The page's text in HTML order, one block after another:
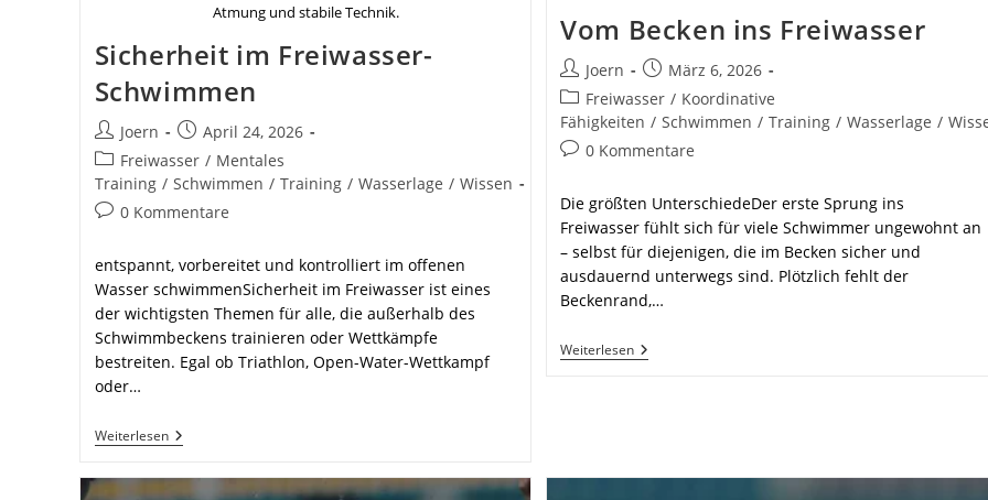
Atmung und stabile Technik.
Sicherheit im Freiwasser-
Schwimmen
Beitrags-
Autor:
Joern
Beitrag
veröffentlicht:
April 24, 2026
Beitrags-
Kategorie:
Freiwasser / Mentales
Training / Schwimmen / Training / Wasserlage / Wissen
Beitrags-
0 Kommentare
entspannt, vorbereitet und kontrolliert im offenen
Wasser schwimmenSicherheit im Freiwasser ist eines
der wichtigsten Themen für alle, die außerhalb des
Schwimmbeckens trainieren oder Wettkämpfe
bestreiten. Egal ob Triathlon, Open-Water-Wettkampf
oder…
WeiterlesenSicherheit
Im
Schwimmen
Vom Becken ins Freiwasser
Beitrags-
Autor:
Joern
Beitrag
veröffentlicht:
März 6, 2026
Beitrags-
Kategorie:
Freiwasser / Koordinative
Fähigkeiten / Schwimmen / Training / Wasserlage /
Beitrags-
0 Kommentare
Die größten UnterschiedeDer erste Sprung ins
Freiwasser fühlt sich für viele Schwimmer ungewohnt an
– selbst für diejenigen, die im Becken sicher und
ausdauernd unterwegs sind. Plötzlich fehlt der
Beckenrand,…
WeiterlesenVom
Becken